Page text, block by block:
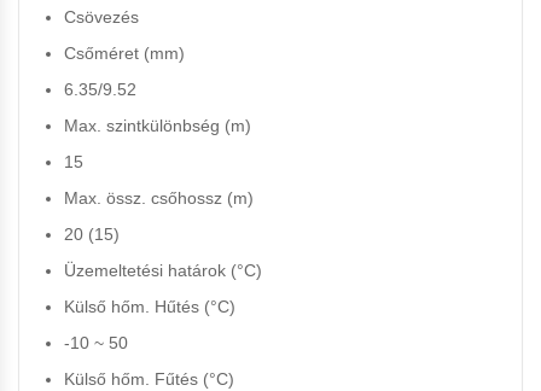
Csövezés
Csőméret (mm)
6.35/9.52
Max. szintkülönbség (m)
15
Max. össz. csőhossz (m)
20 (15)
Üzemeltetési határok (°C)
Külső hőm. Hűtés (°C)
-10 ~ 50
Külső hőm. Fűtés (°C)